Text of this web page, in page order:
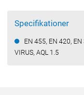
Specifikationer
EN 455, EN 420,
VIRUS, AQL 1.5